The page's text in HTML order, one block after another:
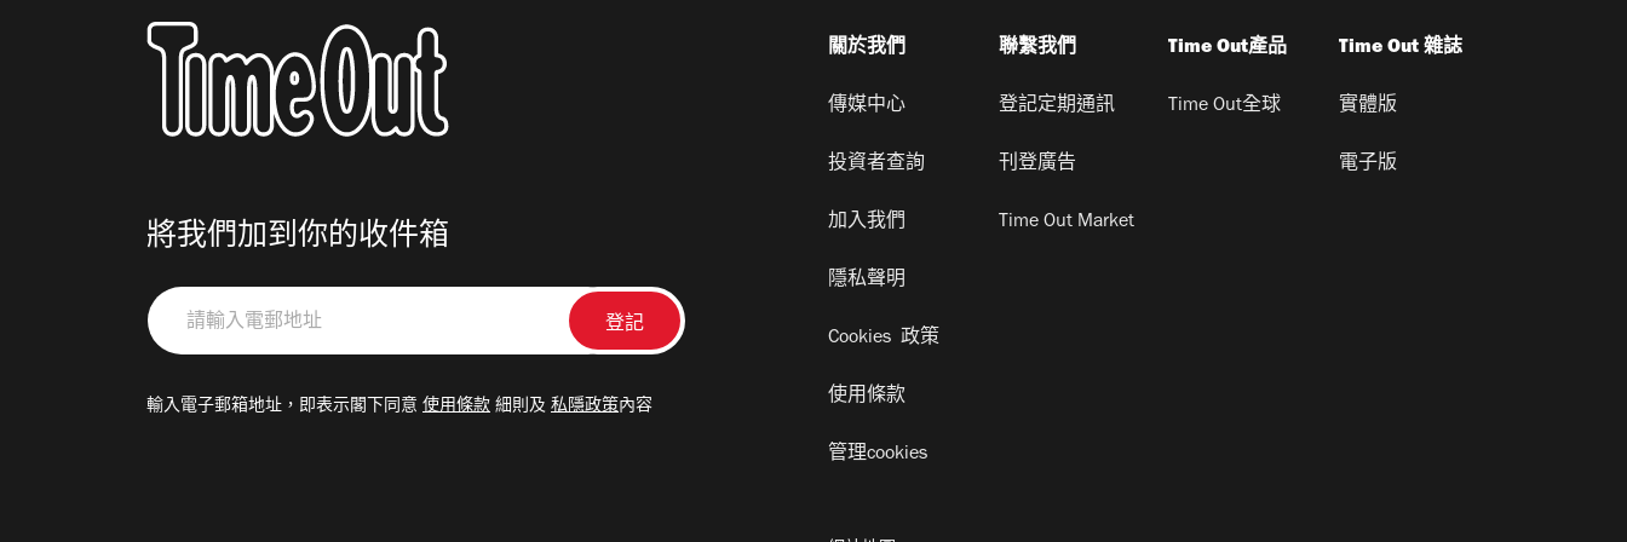
將我們加到你的收件箱
請
輸
郵
輸入電子郵箱地址，即表示閣下同意 使用條款 細則及 私隱政策內容
關於我們
傳媒中心
投資者查詢
加入我們
隱私聲明
Cookies 政策
使用條款
管理cookies
聯繫我們
登記定期通訊
刊登廣告
Time Out Market
Time Out產品
Time Out全球
Time Out 雜誌
實體版
電子版